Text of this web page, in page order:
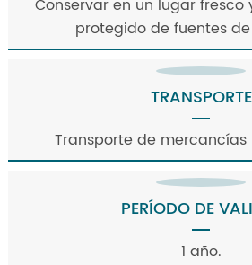
Conservar en un lugar fresco
protegido de fuentes
TRANSPORTE
Transporte de mercancías
PERÍODO DE
1 año.